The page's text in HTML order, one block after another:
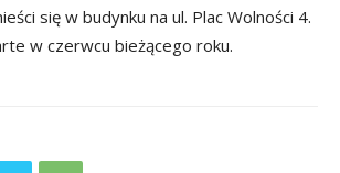
się w budynku na ul. Plac Wolności 4.
w czerwcu bieżącego roku.